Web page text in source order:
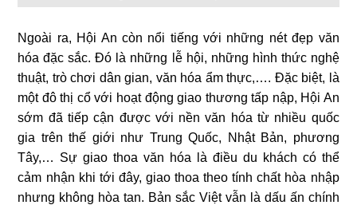
Ngoài ra, Hội An còn nổi tiếng với những nét đẹp văn
hóa đặc sắc. Đó là những lễ hội, những hình thức nghệ
thuật, trò chơi dân gian, văn hóa ẩm thực,…. Đặc biệt, là
một đô thị cổ với hoạt động giao thương tấp nập, Hội An
sớm đã tiếp cận được với nền văn hóa từ nhiều quốc
gia trên thế giới như Trung Quốc, Nhật Bản, phương
Tây,… Sự giao thoa văn hóa là điều du khách có thể
cảm nhận khi tới đây, giao thoa theo tính chất hòa nhập
nhưng không hòa tan. Bản sắc Việt vẫn là dấu ấn chính